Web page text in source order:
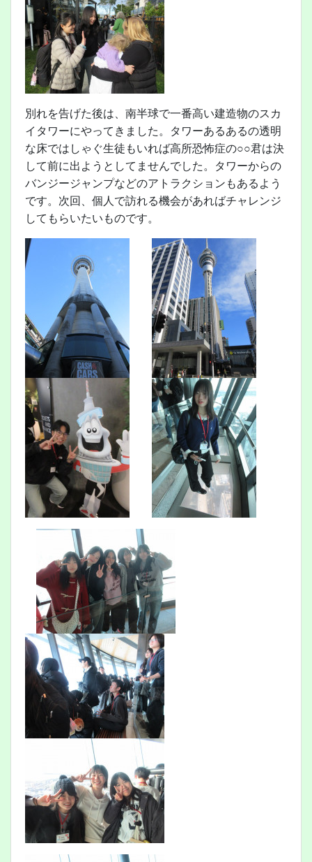
別れを告げた後は、南半球で一番高い建造物のスカ
イタワーにやってきました。タワーあるあるの透明
な床ではしゃぐ生徒もいれば高所恐怖症の○○君は決
して前に出ようとしてませんでした。タワーからの
バンジージャンプなどのアトラクションもあるよう
です。次回、個人で訪れる機会があればチャレンジ
してもらいたいものです。